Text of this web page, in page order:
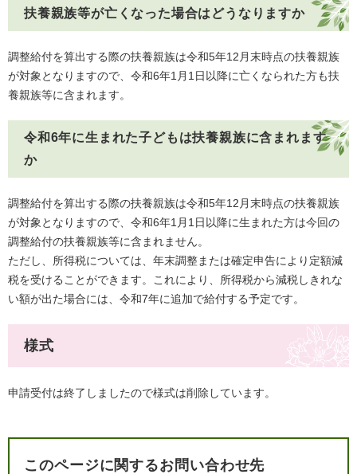
扶養親族等が亡くなった場合はどうなりますか
調整給付を算出する際の扶養親族は令和5年12月末時点の扶養親族
が対象となりますので、令和6年1月1日以降に亡くなられた方も扶
養親族等に含まれます。
令和6年に生まれた子どもは扶養親族に含まれます
か
調整給付を算出する際の扶養親族は令和5年12月末時点の扶養親族
が対象となりますので、令和6年1月1日以降に生まれた方は今回の
調整給付の扶養親族等に含まれません。
​ただし、所得税については、​年末調整または確定申告により定額減
税を受けることができます。これにより、所得税から減税しきれな
い額が出た場合には、令和7年に追加で給付する予定です。
様式
申請受付は終了しましたので様式は削除しています。
このページに関するお問い合わせ先